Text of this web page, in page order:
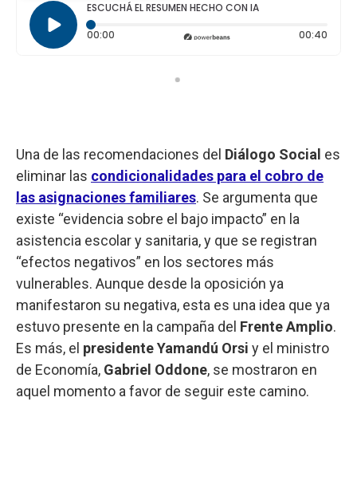
ESCUCHÁ EL RESUMEN HECHO CON IA
00:00 Tiempo transcurrido: 0 segundos 00:40
Una de las recomendaciones del Diálogo Social es
eliminar las condicionalidades para el cobro de
las asignaciones familiares. Se argumenta que
existe “evidencia sobre el bajo impacto” en la
asistencia escolar y sanitaria, y que se registran
“efectos negativos” en los sectores más
vulnerables. Aunque desde la oposición ya
manifestaron su negativa, esta es una idea que ya
estuvo presente en la campaña del FrenteAmplio.
Es más, el presidente Yamandú Orsi y el ministro
de Economía, Gabriel Oddone, se mostraron en
aquel momento a favor de seguir este camino.